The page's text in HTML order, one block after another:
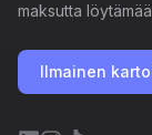
maksutta
Ilmainen